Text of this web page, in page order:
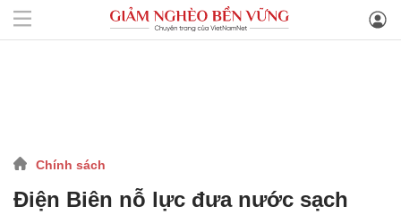
Chính sách
Điện Biên nỗ lực đưa nước sạch